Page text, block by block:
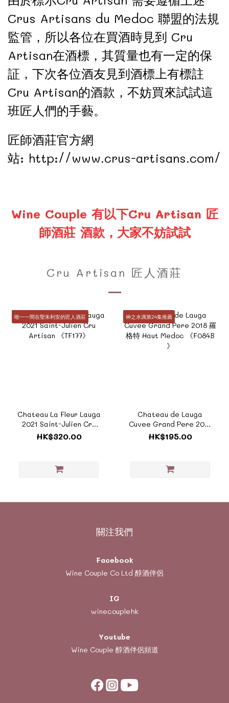
Crus Artisans du Medoc 聯盟的法規
監管，所以各位在買酒時見到 Cru
Artisan在酒標，其質量也有一定的保
証，下次各位酒友見到酒標上有標註
Cru Artisan的酒款，不妨買來試試這
班匠人們的手藝。
匠師酒莊官方網
站: http://www.crus-artisans.com/
Wine Couple 有以下Cru Artisan 匠
師酒莊 酒款，大家不妨試試
Cru Artisan 匠人酒莊
唯一一間在聖朱利安的匠人酒莊
Chateau La Fleur Lauga
2021 Saint-Julien Cru
Artisan 《TF177》
HK$320.00
神之水滴第24集推薦
Chateau de Lauga
Cuvee Grand Pere 2018
羅格特 Haut Medoc
《F084B 》
HK$195.00
關注我們
Facebook
Wine Couple Co Ltd 醇酒伴侶
IG
winecouplehk
Youtube
Wine Couple 醇酒伴侶頻道